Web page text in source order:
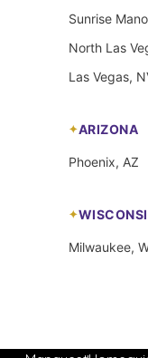
Sunrise
North Las
Las Vegas,
ARIZONA
Phoenix, AZ
Milwaukee,